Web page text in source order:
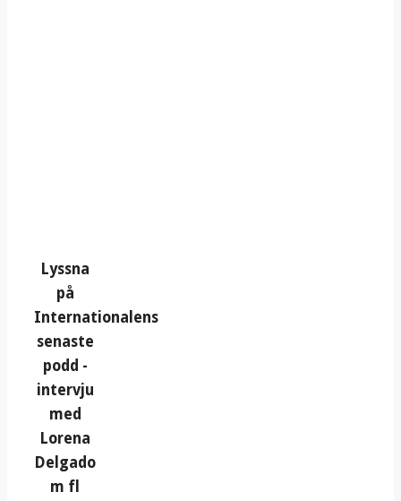
Lyssna
på
Internationalens
senaste
podd -
intervju
med
Lorena
Delgado
m fl